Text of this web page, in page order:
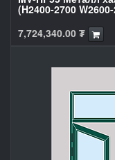
(H2400-2700
7,724,340.00 ₮